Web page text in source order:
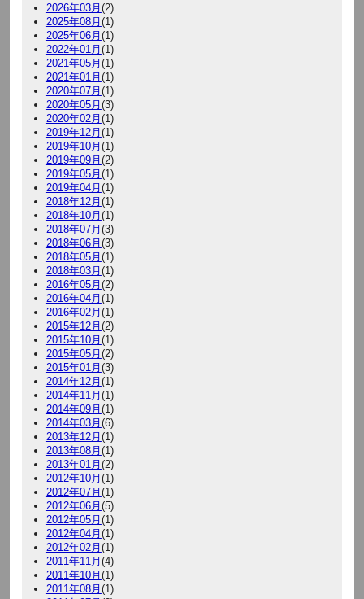
2026年03月(2)
2025年08月(1)
2025年06月(1)
2022年01月(1)
2021年05月(1)
2021年01月(1)
2020年07月(1)
2020年05月(3)
2020年02月(1)
2019年12月(1)
2019年10月(1)
2019年09月(2)
2019年05月(1)
2019年04月(1)
2018年12月(1)
2018年10月(1)
2018年07月(3)
2018年06月(3)
2018年05月(1)
2018年03月(1)
2016年05月(2)
2016年04月(1)
2016年02月(1)
2015年12月(2)
2015年10月(1)
2015年05月(2)
2015年01月(3)
2014年12月(1)
2014年11月(1)
2014年09月(1)
2014年03月(6)
2013年12月(1)
2013年08月(1)
2013年01月(2)
2012年10月(1)
2012年07月(1)
2012年06月(5)
2012年05月(1)
2012年04月(1)
2012年02月(1)
2011年11月(4)
2011年10月(1)
2011年08月(1)